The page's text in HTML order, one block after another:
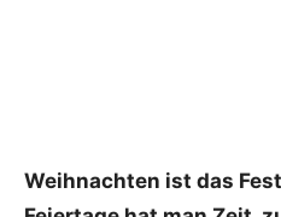
Weihnachten ist das